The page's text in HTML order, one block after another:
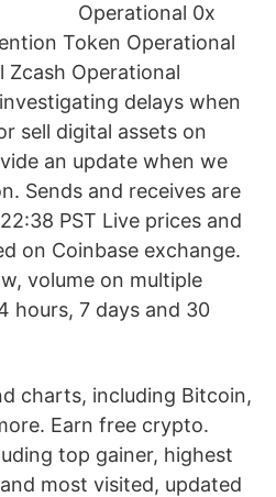
Operational 0x
Token Operational
Zcash Operational
delays when
sell digital assets on
an update when we
Sends and receives are
PST Live prices and
on Coinbase exchange.
volume on multiple
hours, 7 days and 30
charts, including Bitcoin,
Earn free crypto.
top gainer, highest
most visited, updated